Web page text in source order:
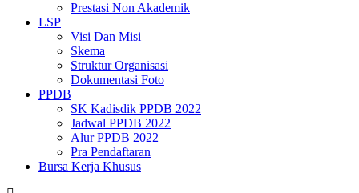
Prestasi Non Akademik
LSP
Visi Dan Misi
Skema
Struktur Organisasi
Dokumentasi Foto
PPDB
SK Kadisdik PPDB 2022
Jadwal PPDB 2022
Alur PPDB 2022
Pra Pendaftaran
Bursa Kerja Khusus